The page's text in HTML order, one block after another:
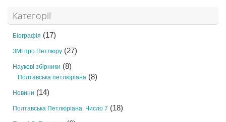
Категорії
Біографія (17)
ЗМІ про Петлюру (27)
Наукові збірники (8)
Полтавська петлюріана (8)
Новини (14)
Полтавська Петлюріана. Число 7 (18)